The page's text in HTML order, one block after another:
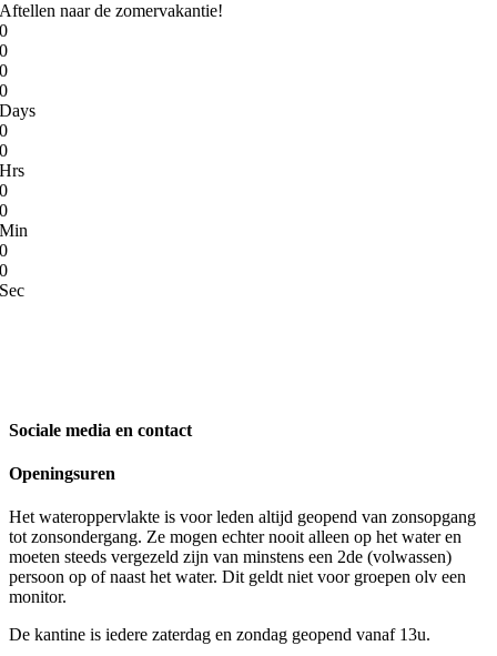
Aftellen naar de zomervakantie!
0
0
0
0
Days
0
0
Hrs
0
0
Min
0
0
Sec
Sociale media en contact
Openingsuren
Het wateroppervlakte is voor leden altijd geopend van zonsopgang
tot zonsondergang. Ze mogen echter nooit alleen op het water en
moeten steeds vergezeld zijn van minstens een 2de (volwassen)
persoon op of naast het water. Dit geldt niet voor groepen olv een
monitor.
De kantine is iedere zaterdag en zondag geopend vanaf 13u.